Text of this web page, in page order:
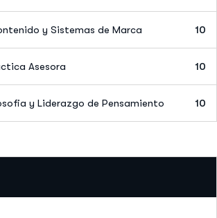
y Sistemas de Marca 10
Asesora 10
y Liderazgo de Pensamiento 10